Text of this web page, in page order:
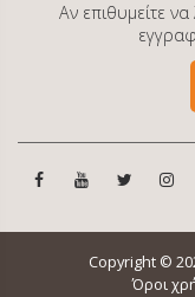
Αν επιθυμείτε
Copyright ©
Όροι